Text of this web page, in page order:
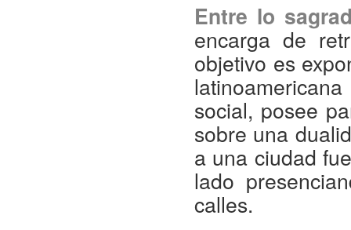
Entre lo
encarga de
objetivo es
social, posee
sobre una
a una ciudad
lado
calles.